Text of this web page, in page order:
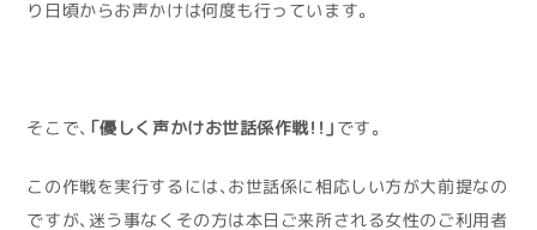
り日頃からお声かけは何度も行っています。
そこで、 「優しく声かけお世話係作戦！！」 です。
この作戦を実行するには、お世話係に相応しい方が大前提なの
ですが、迷う事なくその方は本日ご来所される女性のご利用者